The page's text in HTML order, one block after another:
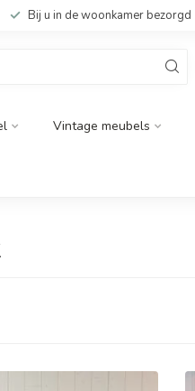
Bij u in de woonkamer bezorgd
Vintage meubels